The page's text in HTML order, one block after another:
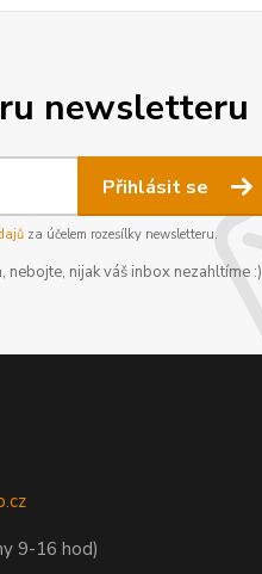
newsletteru
Přihlásit se
za účelem rozesílky newsletteru.
nijak váš inbox nezahltíme :)
9-16 hod)